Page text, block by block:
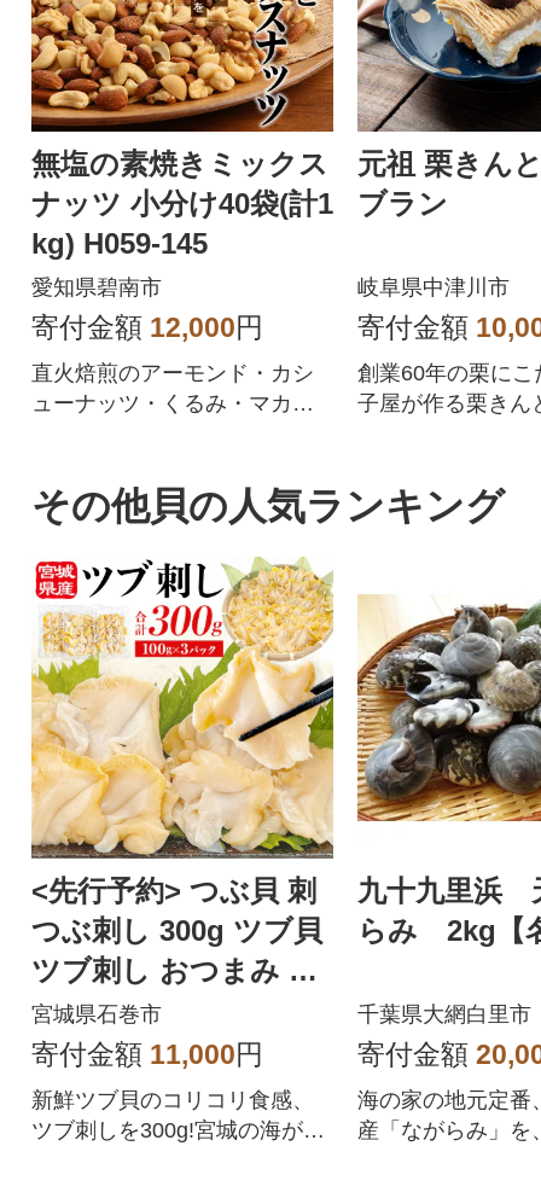
無塩の素焼きミックス
ナッツ 小分け40袋(計1
kg) H059-145
愛知県碧南市
寄付金額 12,000円
直火焙煎のアーモンド・カシ
ューナッツ・くるみ・マカダ
元祖 栗きん
ブラン
岐阜県中津川市
寄付金額
創業60年の栗にこ
子屋が作る栗きん
その他貝の人気ランキング
<先行予約> つぶ貝 刺
つぶ刺し 300g ツブ貝
ツブ刺し おつまみ 簡
単調理 小分け 酒の肴
宮城県石巻市
寄付金額 11,000円
新鮮ツブ貝のコリコリ食感、
ツブ刺しを300g!宮城の海が育
九十九里浜
らみ 2kg【
千葉県大網白里市
寄付金額
海の家の地元定番
産「ながらみ」を